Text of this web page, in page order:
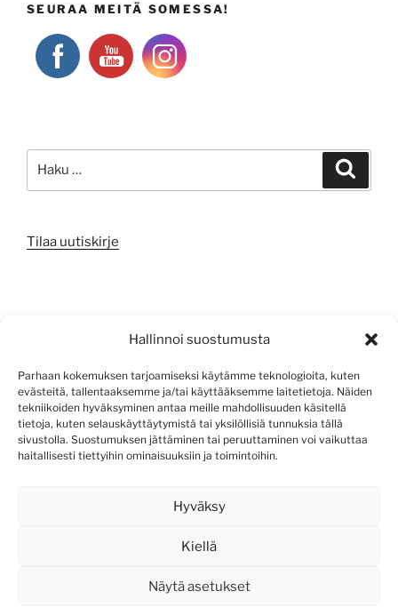
Hallinnoi suostumusta
Parhaan kokemuksen tarjoamiseksi käytämme teknologioita, kuten
evästeitä, tallentaaksemme ja/tai käyttääksemme laitetietoja. Näiden
tekniikoiden hyväksyminen antaa meille mahdollisuuden käsitellä
tietoja, kuten selauskäyttäytymistä tai yksilöllisiä tunnuksia tällä
sivustolla. Suostumuksen jättäminen tai peruuttaminen voi vaikuttaa
haitallisesti tiettyihin ominaisuuksiin ja toimintoihin.
Hyväksy
Kiellä
Näytä asetukset
SEURAA MEITÄ SOMESSA!
Tilaa uutiskirje
Sisältösyöte
Kommenttisyöte